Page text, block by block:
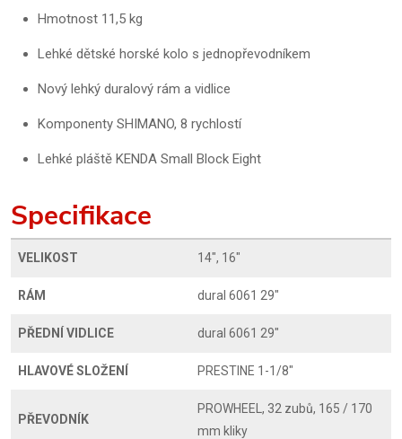
Hmotnost 11,5 kg
Lehké dětské horské kolo s jednopřevodníkem
Nový lehký duralový rám a vidlice
Komponenty SHIMANO, 8 rychlostí
Lehké pláště KENDA Small Block Eight
Specifikace
VELIKOST 14", 16"
RÁM dural 6061 29"
PŘEDNÍ VIDLICE dural 6061 29"
HLAVOVÉ SLOŽENÍ PRESTINE 1-1/8"
PŘEVODNÍK
PROWHEEL, 32 zubů, 165 / 170
mm kliky